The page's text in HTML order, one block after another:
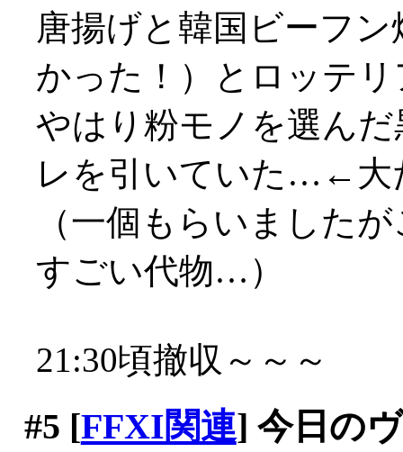
唐揚げと韓国ビーフ
かった！）とロッテ
やはり粉モノを選ん
レを引いていた…←大
（一個もらいました
すごい代物…）
21:30頃撤収～～～
#5 [FFXI関連] 今日の